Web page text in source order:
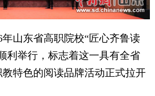
山东省高职院校“匠心齐鲁读
利举行，标志着这一具有全省
特色的阅读品牌活动正式拉开